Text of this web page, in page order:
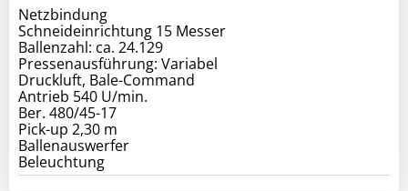
Netzbindung
Schneideinrichtung 15 Messer
Ballenzahl: ca. 24.129
Pressenausführung: Variabel
Druckluft, Bale-Command
Antrieb 540 U/min.
Ber. 480/45-17
Pick-up 2,30 m
Ballenauswerfer
Beleuchtung